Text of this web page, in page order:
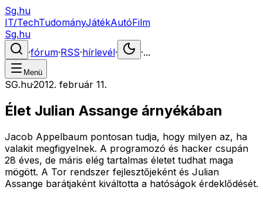
Sg.hu
IT/TechTudományJátékAutóFilm
Sg.hu
·fórum·RSS·hírlevél· ·...
Menü
SG.hu·2012. február 11.
Élet Julian Assange árnyékában
Jacob Appelbaum pontosan tudja, hogy milyen az, ha
valakit megfigyelnek. A programozó és hacker csupán
28 éves, de máris elég tartalmas életet tudhat maga
mögött. A Tor rendszer fejlesztőjeként és Julian
Assange barátjaként kiváltotta a hatóságok érdeklődését.